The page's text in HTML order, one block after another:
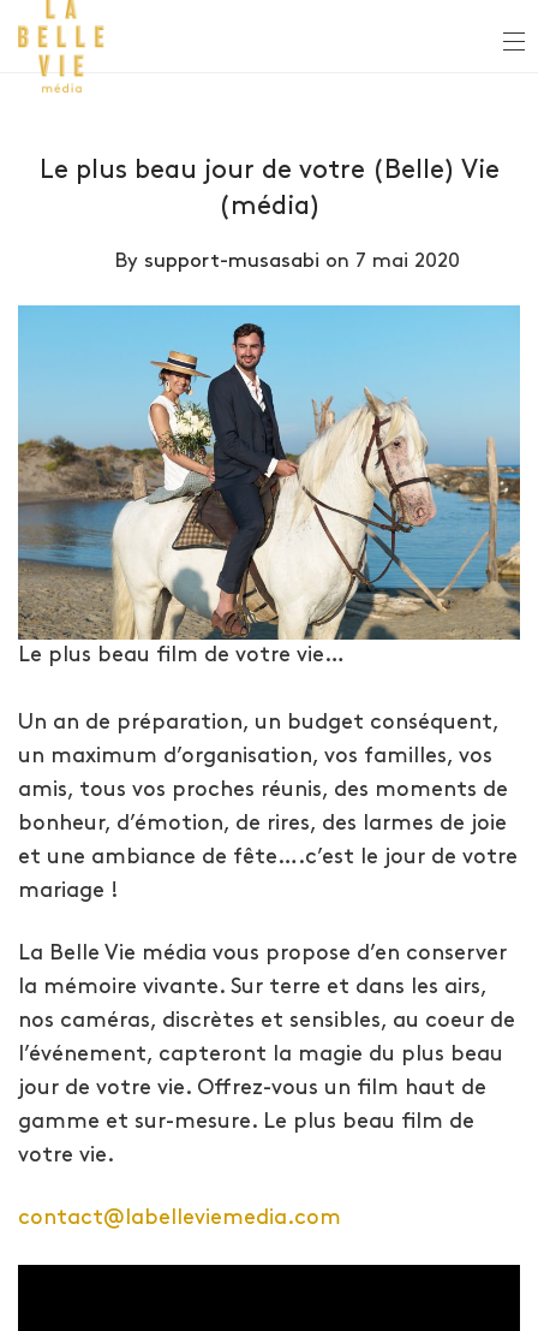
Le plus beau jour de votre (Belle) Vie
(média)
By support-musasabi on 7 mai 2020
Le plus beau film de votre vie…
Un an de préparation, un budget conséquent,
un maximum d’organisation, vos familles, vos
amis, tous vos proches réunis, des moments de
bonheur, d’émotion, de rires, des larmes de joie
et une ambiance de fête….c’est le jour de votre
mariage !
La Belle Vie média vous propose d’en conserver
la mémoire vivante. Sur terre et dans les airs,
nos caméras, discrètes et sensibles, au coeur de
l’événement, capteront la magie du plus beau
jour de votre vie. Offrez-vous un film haut de
gamme et sur-mesure. Le plus beau film de
votre vie.
contact@labelleviemedia.com